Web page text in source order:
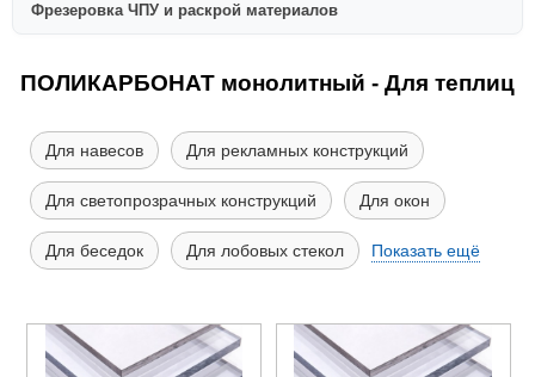
Фрезеровка ЧПУ и раскрой материалов
ПОЛИКАРБОНАТ монолитный - Для теплиц
Для навесов Для рекламных конструкций
Для светопрозрачных конструкций Для окон
Для беседок Для лобовых стекол Показать ещё